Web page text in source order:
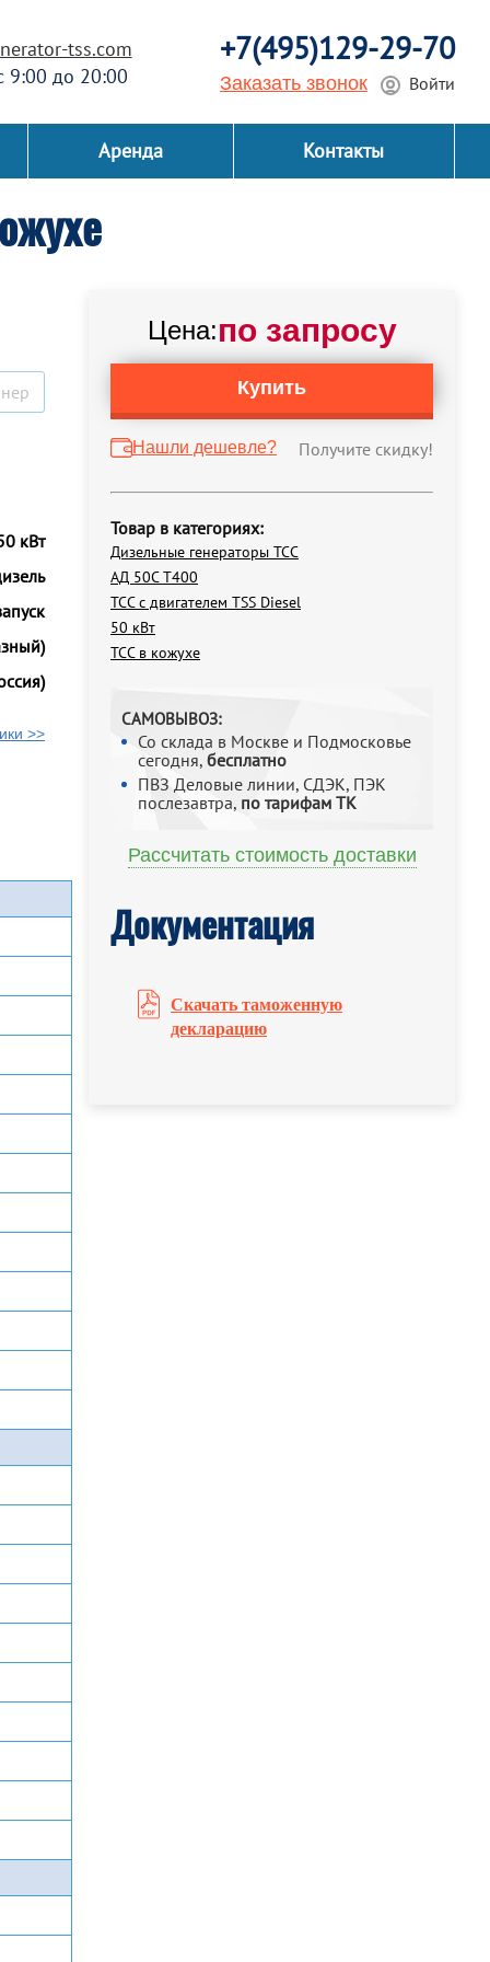
tss.com
9:00 до 20:00
+7(495)129-29-70
Заказать звонок Войти
Аренда Контакты
Цена:по запросу
Купить
Нашли дешевле? Получите скидку!
Товар в категориях:
Дизельные генераторы ТСС
АД 50С Т400
ТСС с двигателем TSS Diesel
50 кВт
ТСС в кожухе
САМОВЫВОЗ:
Со склада в Москве и Подмосковье
сегодня, бесплатно
ПВЗ Деловые линии, СДЭК, ПЭК
послезавтра, по тарифам ТК
Рассчитать стоимость доставки
Документация
Скачать таможенную
декларацию
кВт
>>